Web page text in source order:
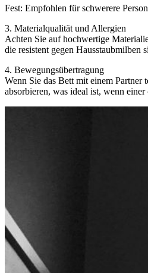
Fest: Empfohlen für schwerere
3. Materialqualität und Allergien
Achten Sie auf hochwertige
die resistent gegen
4. Bewegungsübertragung
Wenn Sie das Bett mit einem
absorbieren, was ideal ist, wenn